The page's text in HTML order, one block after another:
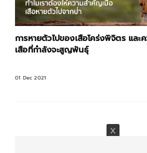
การหายตัวไปของเสือโคร่งพิจิตร แล
เสือที่กำลังจะสูญพันธุ์
01 Dec 2021